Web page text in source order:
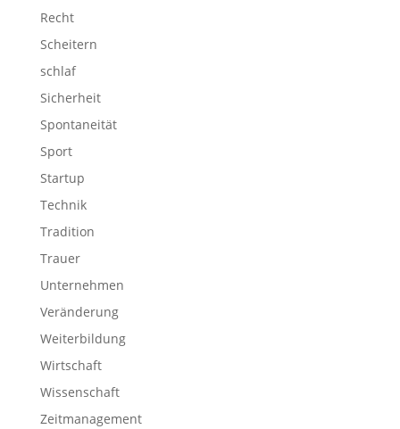
Recht
Scheitern
schlaf
Sicherheit
Spontaneität
Sport
Startup
Technik
Tradition
Trauer
Unternehmen
Veränderung
Weiterbildung
Wirtschaft
Wissenschaft
Zeitmanagement